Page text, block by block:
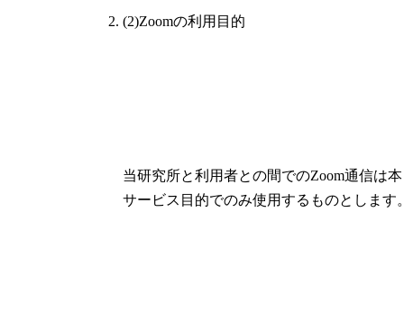
(2)Zoomの利用目的
当研究所と利用者との間でのZoom通信は本
サービス目的でのみ使用するものとします